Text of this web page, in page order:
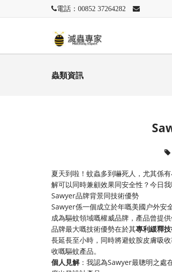
電話：00852 37264282
蟲類資訊
夏天到啦！蚊蟲多到嚇死人，尤其係
解可以同時兼顧效果同安全性？今日
Sawyer品牌背景同技術優勢
Sawyer係一個成立於年嘅美國户外安
成為驅蚊領域嘅權威品牌，產品曾提
品牌最大嘅技術優勢在於其​專利緩釋
長延長至小時，同時將避蚊胺皮膚吸
收嘅驅蚊產品。
​個人見解​：我認為Sawyer最聰明之處